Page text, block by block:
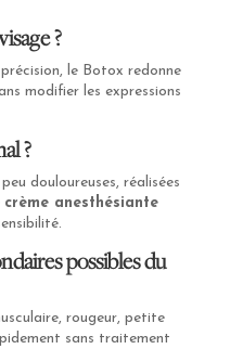
?
le Botox redonne
modifier les expressions
?
douloureuses, réalisées
crème anesthésiante
possibles du
rougeur, petite
sans traitement